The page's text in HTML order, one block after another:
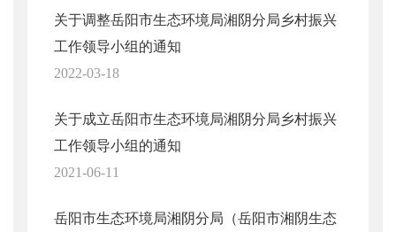
关于调整岳阳市生态环境局湘阴分局乡村振兴
工作领导小组的通知
2022-03-18
关于成立岳阳市生态环境局湘阴分局乡村振兴
工作领导小组的通知
2021-06-11
岳阳市生态环境局湘阴分局（岳阳市湘阴生态